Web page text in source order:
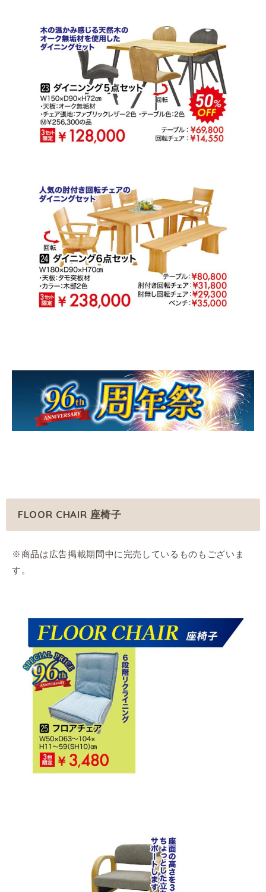
FLOOR CHAIR 座椅子
※商品は広告掲載期間中に完売しているものもございま
す。